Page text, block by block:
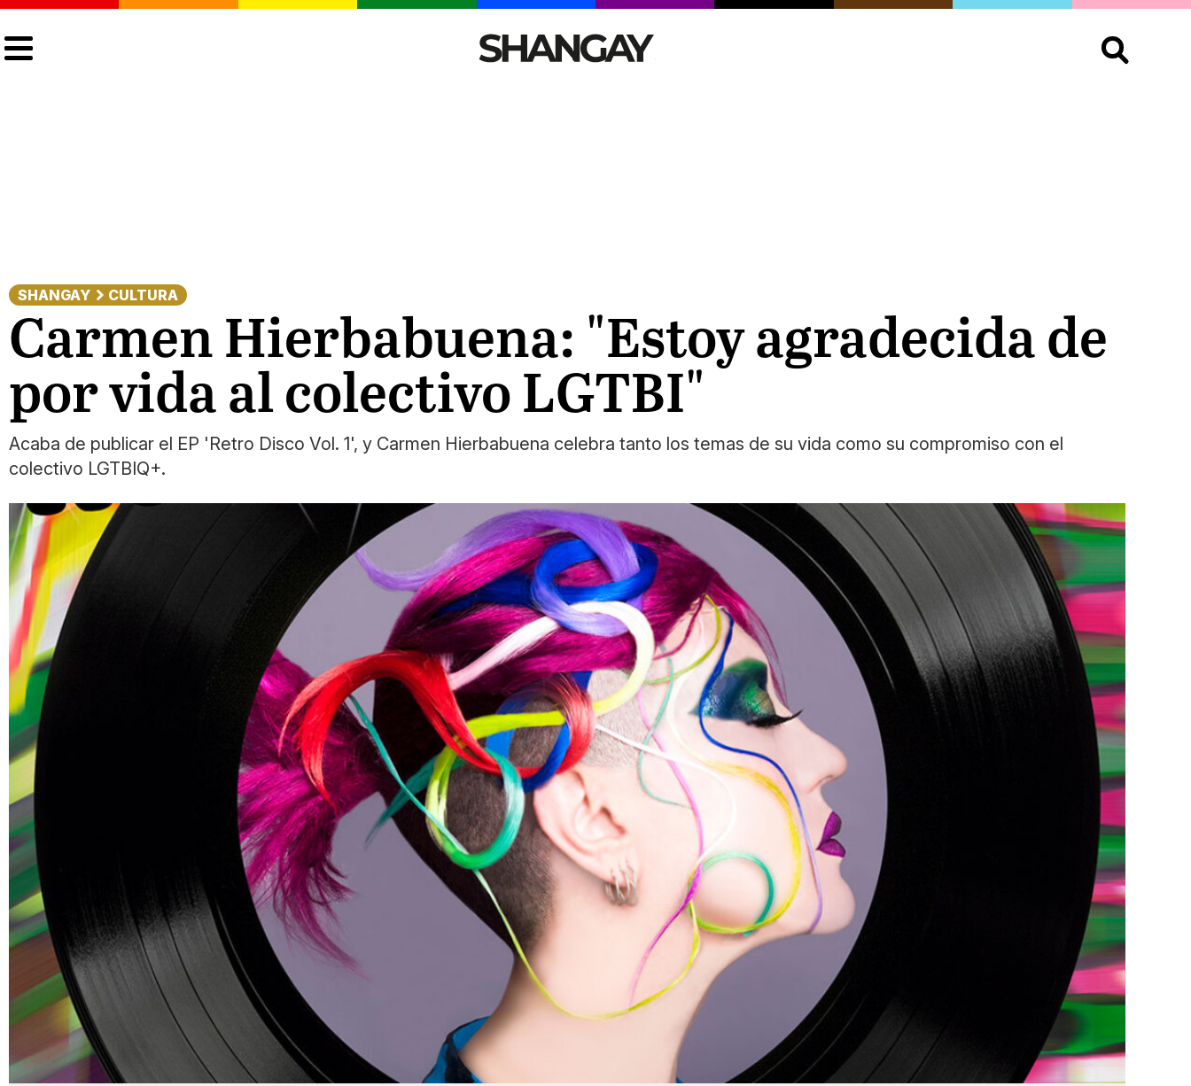
Buscar:
SHANGAY CULTURA
Carmen Hierbabuena: "Estoy agradecida de
por vida al colectivo LGTBI"
Acaba de publicar el EP 'Retro Disco Vol. 1', y Carmen Hierbabuena celebra tanto los temas de su vida como su compromiso con el
colectivo LGTBIQ+.